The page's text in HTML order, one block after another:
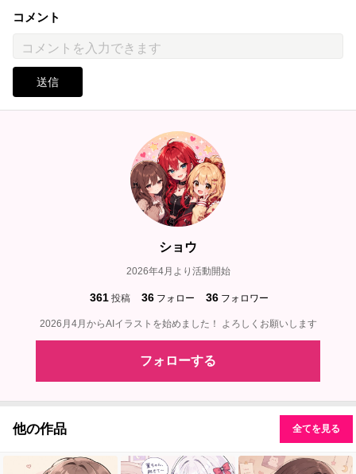
コメント
送信
ショウ
2026年4月より活動開始
361 投稿 36 フォロー 36 フォロワー
2026月4月からAIイラストを始めました！ よろしくお願いします
フォローする
他の作品 全てを見る